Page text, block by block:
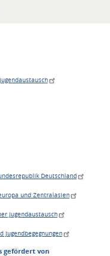
Deutschland
und Zentralasien
Jugendaustausch
Jugendbegegnungen
gefördert von